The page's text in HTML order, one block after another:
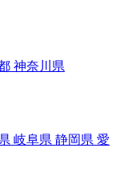
神奈川県
岐阜県 静岡県 愛